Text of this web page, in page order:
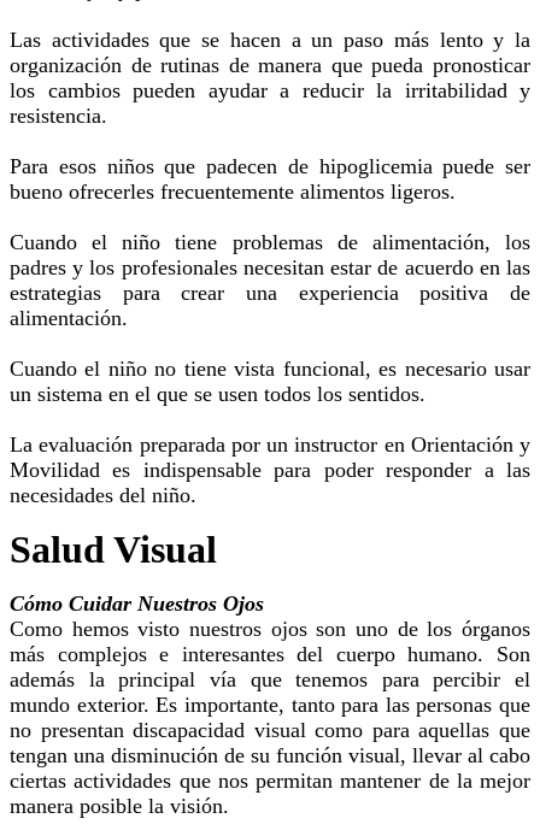
Las actividades que se hacen a un paso más lento y la
organización de rutinas de manera que pueda pronosticar
los cambios pueden ayudar a reducir la irritabilidad y
resistencia.
Para esos niños que padecen de hipoglicemia puede ser
bueno ofrecerles frecuentemente alimentos ligeros.
Cuando el niño tiene problemas de alimentación, los
padres y los profesionales necesitan estar de acuerdo en las
estrategias para crear una experiencia positiva de
alimentación.
Cuando el niño no tiene vista funcional, es necesario usar
un sistema en el que se usen todos los sentidos.
La evaluación preparada por un instructor en Orientación y
Movilidad es indispensable para poder responder a las
necesidades del niño.
Salud Visual
Cómo Cuidar Nuestros Ojos
Como hemos visto nuestros ojos son uno de los órganos
más complejos e interesantes del cuerpo humano. Son
además la principal vía que tenemos para percibir el
mundo exterior. Es importante, tanto para las personas que
no presentan discapacidad visual como para aquellas que
tengan una disminución de su función visual, llevar al cabo
ciertas actividades que nos permitan mantener de la mejor
manera posible la visión.